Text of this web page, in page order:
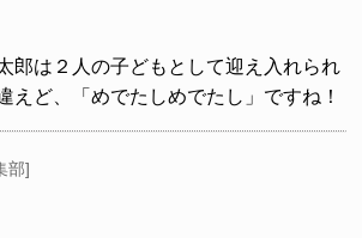
郎は２人の子どもとして迎え入れられ
えど、「めでたしめでたし」ですね！
部]